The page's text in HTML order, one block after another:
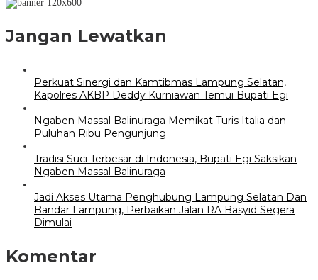
Jangan Lewatkan
Perkuat Sinergi dan Kamtibmas Lampung Selatan,
Kapolres AKBP Deddy Kurniawan Temui Bupati Egi
Ngaben Massal Balinuraga Memikat Turis Italia dan
Puluhan Ribu Pengunjung
Tradisi Suci Terbesar di Indonesia, Bupati Egi Saksikan
Ngaben Massal Balinuraga
Jadi Akses Utama Penghubung Lampung Selatan Dan
Bandar Lampung, Perbaikan Jalan RA Basyid Segera
Dimulai
Komentar